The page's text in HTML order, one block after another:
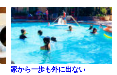
家から一歩も外に出ない